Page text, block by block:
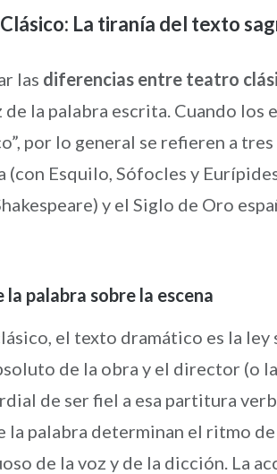
La tiranía del texto
las diferencias entre teatro
de la palabra escrita. Cuando los
por lo general se refieren a
(con Esquilo, Sófocles y
y el Siglo de Oro
la palabra sobre la escena
el texto dramático es la
de la obra y el director (o
de ser fiel a esa partitura
la palabra determinan el ritmo
de la voz y de la dicción. La